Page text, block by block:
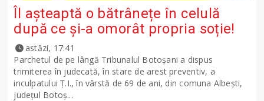
Îl așteaptă o bătrânețe în celulă
după ce și-a omorât propria soție!
astăzi, 17:41
Parchetul de pe lângă Tribunalul Botoşani a dispus
trimiterea în judecată, în stare de arest preventiv, a
inculpatului Ț.I., în vârstă de 69 de ani, din comuna Albești,
județul Botoș...